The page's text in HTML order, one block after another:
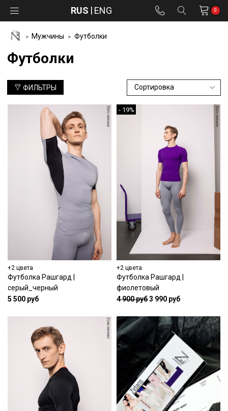
RUS ENG 0
Мужчины Футболки
Футболки
ФИЛЬТРЫ
+2 цвета
Футболка Рашгард |
серый_черный
5 500 руб
- 19%
+2 цвета
Футболка Рашгард |
фиолетовый
4 900 руб3 990 руб